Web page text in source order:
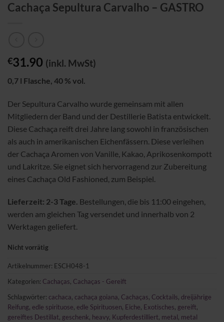
Cachaça Sepultura Carvalho – GASTRO
€31.90 (inkl. MwSt)
0,7 l Flasche, 40 % vol.
Der Sepultura Carvalho wurde gemeinsam mit allen
Mitgliedern der Band und der Destillerie Batista entwickelt.
Diese Cachaça reift drei Jahre lang sowohl in französischen
als auch in amerikanischen Eichenfässern. Diese verleihen
der Cachaça Aromen von Vanille, Kakao, Aprikosenkompott
und Lakritze. Sie eignet sich hervorragend zur Zubereitung
eines Cachaça Old Fashioned, zum Beispiel.
Lieferzeit: 2-3 Tage. Bestellungen, die bis 11:00 eingehen,
werden am gleichen Tag versendet und innerhalb von 2
Werktagen geliefert.
Nicht vorrätig
Artikelnummer: ESCH048-1
Kategorien: Cachaças, Cachaças - Gereift
Schlagwörter: cachaca, cachaça goiana, Cachaças, Cocktails, dreijährige
Reifung, edle spirituose, edle Spirituosen, Eiche, Exotisches, gereift,
gereiftes Destillat, geschenk, heavy, Kupferdestilliert, metal, metal